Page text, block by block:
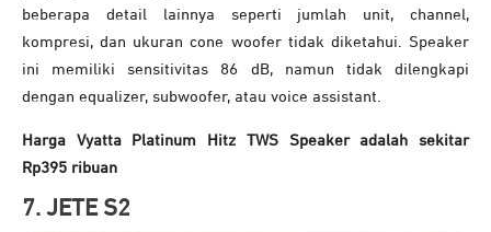
beberapa detail lainnya seperti jumlah unit, channel,
kompresi, dan ukuran cone woofer tidak diketahui. Speaker
ini memiliki sensitivitas 86 dB, namun tidak dilengkapi
dengan equalizer, subwoofer, atau voice assistant.
Harga Vyatta Platinum Hitz TWS Speaker adalah sekitar
Rp395 ribuan
7. JETE S2